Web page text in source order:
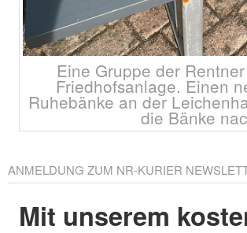
Eine Gruppe der
Friedhofsanlage. Einen
Ruhebänke an der
die Bänke
ANMELDUNG ZUM NR-KURIER
Mit unserem